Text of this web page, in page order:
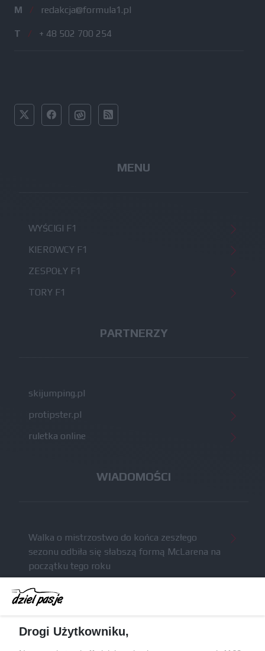
M / redakcja@formula1.pl
T / + 48 502 700 254
MENU
WYŚCIGI F1
KIEROWCY F1
ZESPOŁY F1
TORY F1
PARTNERZY
skijumping.pl
protipster.pl
ruletka online
WIADOMOŚCI
Walka o mistrzostwo do końca zeszłego
sezonu odbiła się słabszą formą McLarena na
początku tego roku
McCullough całkowicie opuści Astona Martina i
ma trafić do Red Bulla (akt.)
zeszłego sezonu
Drogi Użytkowniku,